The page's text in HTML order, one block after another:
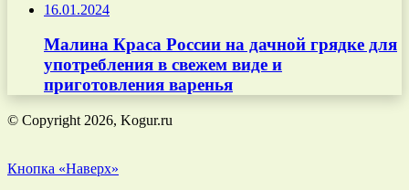
16.01.2024
Малина Краса России на дачной грядке для
употребления в свежем виде и
приготовления варенья
© Copyright 2026, Kogur.ru
Кнопка «Наверх»